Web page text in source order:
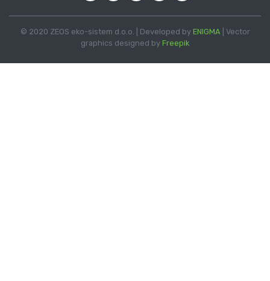
© 2020 ZEOS eko-sistem d.o.o. | Developed by ENIGMA| Vector
graphics designed by Freepik